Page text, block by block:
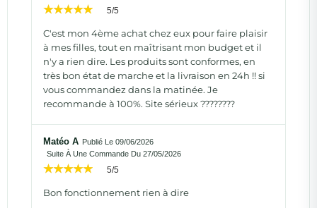
5/5
C'est mon 4ème achat chez eux pour faire plaisir
à mes filles, tout en maîtrisant mon budget et il
n'y a rien dire. Les produits sont conformes, en
très bon état de marche et la livraison en 24h !! si
vous commandez dans la matinée. Je
recommande à 100%. Site sérieux ????????
Matéo A Publié Le 09/06/2026
Suite À Une Commande Du 27/05/2026
5/5
Bon fonctionnement rien à dire